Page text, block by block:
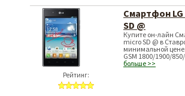
Рейтинг:
Смартфон LG
SD @
Купите он-лайн
micro SD @ в
минимальной
GSM 1800/1900/
больше >>